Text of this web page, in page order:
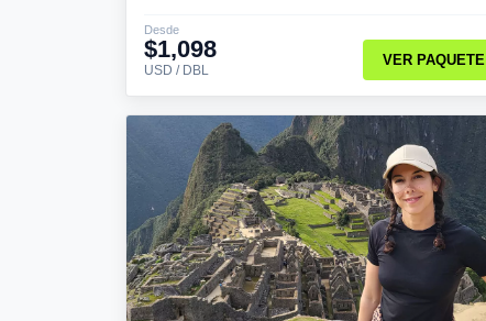
Desde
$1,098
USD / DBL
VER PAQUETE